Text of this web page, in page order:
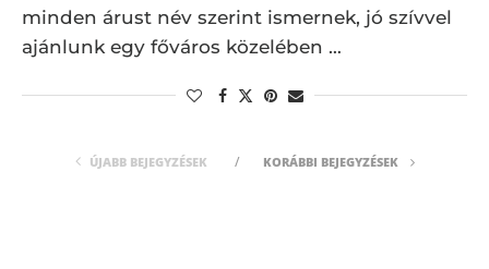
minden árust név szerint ismernek, jó szívvel
ajánlunk egy főváros közelében …
ÚJABB BEJEGYZÉSEK KORÁBBI BEJEGYZÉSEK